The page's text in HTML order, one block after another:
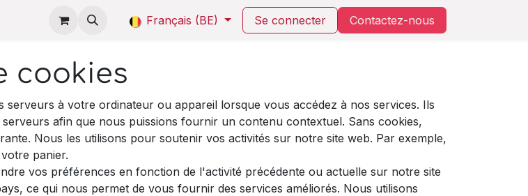
Tarifs Contactez-nousFrançais (BE) Se connecter Contactez-nou​s​
cookies
à votre ordinateur ou appareil lorsque vous accédez à nos services. Ils
afin que nous puissions fournir un contenu contextuel. Sans cookies,
Nous les utilisons pour soutenir vos activités sur notre site web. Par exemple,
panier.
vos préférences en fonction de l'activité précédente ou actuelle sur notre site
ce qui nous permet de vous fournir des services améliorés. Nous utilisons